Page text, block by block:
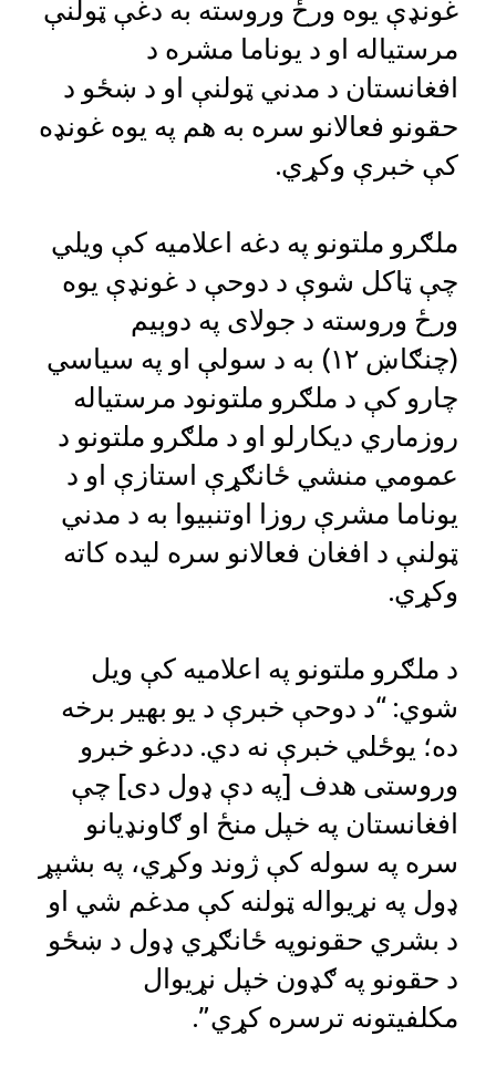
غونډې یوه ورځ وروسته به دغې ټولنې
مرستیاله او د یوناما مشره د
افغانستان د مدني ټولنې او د ښځو د
حقونو فعالانو سره به هم په یوه غونډه
کې خبرې وکړي.
ملګرو ملتونو په دغه اعلامیه کې ویلي
چې ټاکل شوې د دوحې د غونډې یوه
ورځ وروسته د جولای په دوېیم
(چنګاښ ۱۲) به د سولې او په سیاسي
چارو کې د ملګرو ملتونود مرستیاله
روزماري دیکارلو او د ملګرو ملتونو د
عمومي منشي ځانګړې استازې او د
یوناما مشرې روزا اوتنبیوا به د مدني
ټولنې د افغان فعالانو سره لیده کاته
وکړي.
د ملګرو ملتونو په اعلامیه کې ویل
شوي: “د دوحې خبرې د یو بهیر برخه
ده؛ یوځلي خبرې نه دي. ددغو خبرو
وروستی هدف [په دې ډول دی] چې
افغانستان په خپل منځ او ګاونډیانو
سره په سوله کې ژوند وکړي، په بشپړ
ډول په نړیواله ټولنه کې مدغم شي او
د بشري حقونوپه ځانګړي ډول د ښځو
د حقونو په ګډون خپل نړیوال
مکلفیتونه ترسره کړي”.